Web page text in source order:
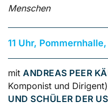
Menschen
11 Uhr,
mit ANDREAS PEER
Komponist und
UND SCHÜLER DER